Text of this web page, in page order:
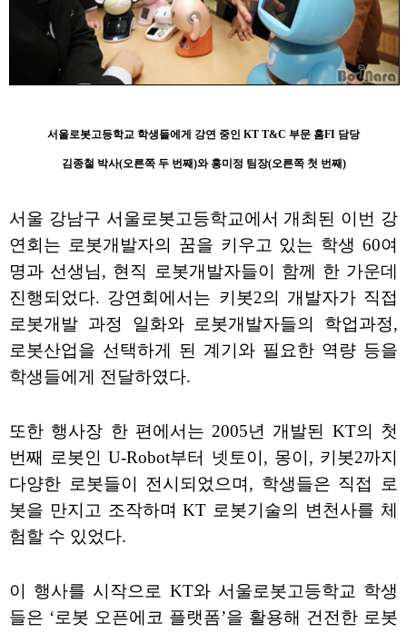
서울로봇고등학교 학생들에게 강연 중인 KT T&C 부문 홈FI 담당
김종철 박사(오른쪽 두 번째)와 홍미정 팀장(오른쪽 첫 번째)
서울 강남구 서울로봇고등학교에서 개최된 이번 강
연회는 로봇개발자의 꿈을 키우고 있는 학생 60여
명과 선생님, 현직 로봇개발자들이 함께 한 가운데
진행되었다. 강연회에서는 키봇2의 개발자가 직접
로봇개발 과정 일화와 로봇개발자들의 학업과정,
로봇산업을 선택하게 된 계기와 필요한 역량 등을
학생들에게 전달하였다.
또한 행사장 한 편에서는 2005년 개발된 KT의 첫
번째 로봇인 U-Robot부터 넷토이, 몽이, 키봇2까지
다양한 로봇들이 전시되었으며, 학생들은 직접 로
봇을 만지고 조작하며 KT 로봇기술의 변천사를 체
험할 수 있었다.
이 행사를 시작으로 KT와 서울로봇고등학교 학생
들은 ‘로봇 오픈에코 플랫폼’을 활용해 건전한 로봇